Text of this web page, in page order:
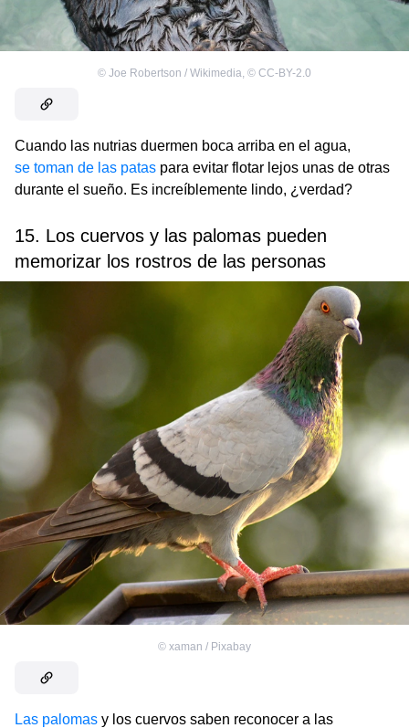
© Joe Robertson / Wikimedia, © CC-BY-2.0
Cuando las nutrias duermen boca arriba en el agua,
se toman de las patas para evitar flotar lejos unas de otras
durante el sueño. Es increíblemente lindo, ¿verdad?
15. Los cuervos y las palomas pueden
memorizar los rostros de las personas
© xaman / Pixabay
Las palomas y los cuervos saben reconocer a las